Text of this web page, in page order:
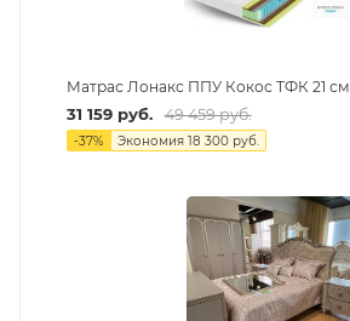
Матрас Лонакс ППУ Кокос ТФК 21 см,
31 159руб. 49 459руб.
-37% Экономия 18 300руб.